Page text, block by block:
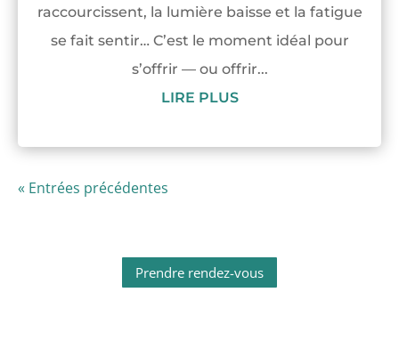
raccourcissent, la lumière baisse et la fatigue
se fait sentir… C’est le moment idéal pour
s’offrir — ou offrir...
LIRE PLUS
« Entrées précédentes
Prendre rendez-vous